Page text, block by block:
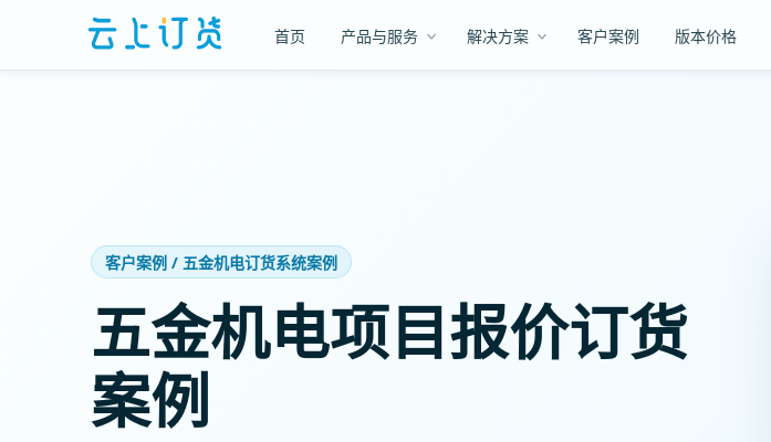
首页 产品与服务 解决方案 客户案例 版本价格
客户案例 / 五金机电订货系统案例
五金机电项目报价订货
案例